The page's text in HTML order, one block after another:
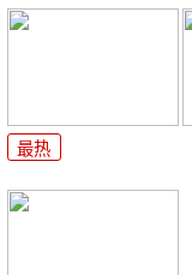
最热